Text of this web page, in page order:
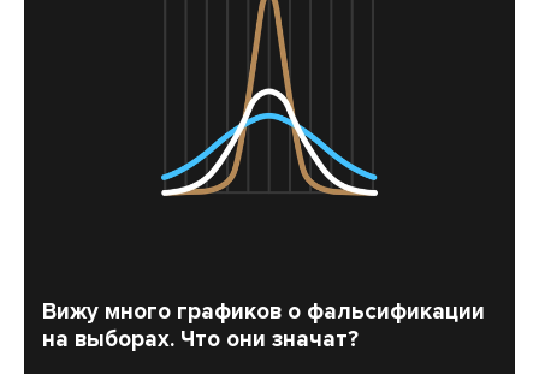
Вижу много графиков о фальсификации
на выборах. Что они значат?